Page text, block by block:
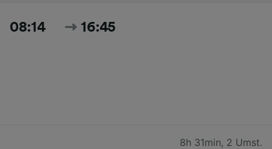
08:14 16:45
8h 31min, 2 Umst.